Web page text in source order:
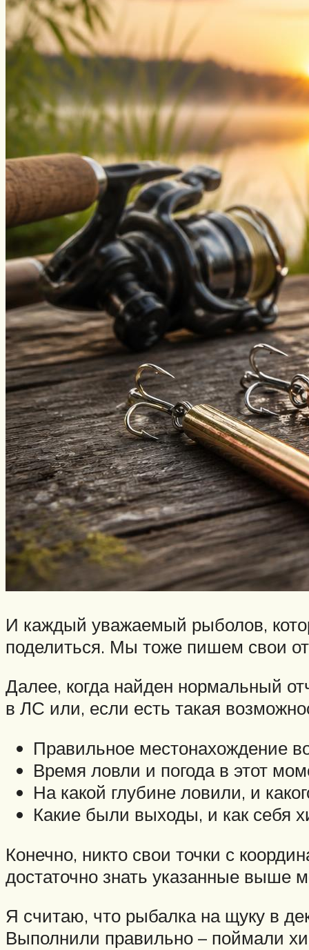
Виды ловли
Зимняя рыбалка
Нахлыст
Снаряжение
Эхолоты
Лодки и моторы
Узлы
Рецепты
Разное
Меню
И каждый уважаемый рыболов,
поделиться. Мы тоже пишем свои
Далее, когда найден нормальный
в ЛС или, если есть такая
Правильное местонахождение
Время ловли и погода в этот
На какой глубине ловили, и
Какие были выходы, и как себя
Конечно, никто свои точки с
достаточно знать указанные выше
Я считаю, что рыбалка на щуку в
Выполнили правильно – поймали